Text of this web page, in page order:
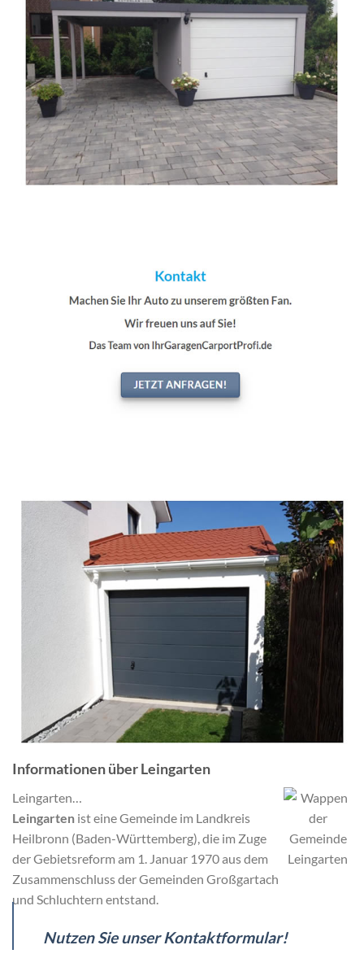
Informationen über Leingarten
Leingarten…
Leingarten ist eine Gemeinde im Landkreis
Heilbronn (Baden-Württemberg), die im Zuge
der Gebietsreform am 1. Januar 1970 aus dem
Zusammenschluss der Gemeinden Großgartach
und Schluchtern entstand.
Nutzen Sie unser Kontaktformular!